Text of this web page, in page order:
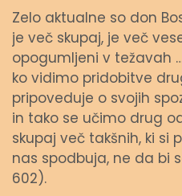
Zelo aktualne so don
je več skupaj, je več
opogumljeni v težavah
ko vidimo pridobitve
pripoveduje o svojih
in tako se učimo drug
skupaj več takšnih, ki si
nas spodbuja, ne da bi
602).